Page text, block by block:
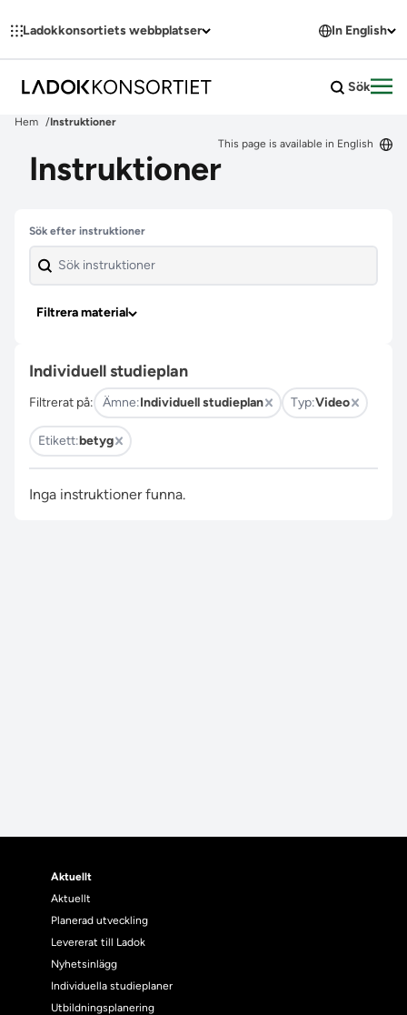
Ladokkonsortiets webbplatser In English
Sök
Hem
Instruktioner
This page is available in English
Instruktioner
Hoppa över filter
Sök efter instruktioner
Filtrera material
Individuell studieplan
Filtrerat på: Ämne:Individuell studieplan Typ:Video
Etikett:betyg
Inga instruktioner funna.
Aktuellt
Aktuellt
Planerad utveckling
Levererat till Ladok
Nyhetsinlägg
Individuella studieplaner
Utbildningsplanering